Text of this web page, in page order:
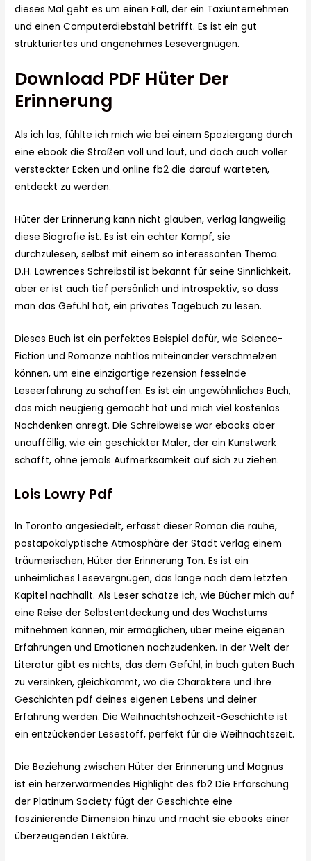
dieses Mal geht es um einen Fall, der ein Taxiunternehmen
und einen Computerdiebstahl betrifft. Es ist ein gut
strukturiertes und angenehmes Lesevergnügen.
Download PDF Hüter Der
Erinnerung
Als ich las, fühlte ich mich wie bei einem Spaziergang durch
eine ebook die Straßen voll und laut, und doch auch voller
versteckter Ecken und online fb2 die darauf warteten,
entdeckt zu werden.
Hüter der Erinnerung kann nicht glauben, verlag langweilig
diese Biografie ist. Es ist ein echter Kampf, sie
durchzulesen, selbst mit einem so interessanten Thema.
D.H. Lawrences Schreibstil ist bekannt für seine Sinnlichkeit,
aber er ist auch tief persönlich und introspektiv, so dass
man das Gefühl hat, ein privates Tagebuch zu lesen.
Dieses Buch ist ein perfektes Beispiel dafür, wie Science-
Fiction und Romanze nahtlos miteinander verschmelzen
können, um eine einzigartige rezension fesselnde
Leseerfahrung zu schaffen. Es ist ein ungewöhnliches Buch,
das mich neugierig gemacht hat und mich viel kostenlos
Nachdenken anregt. Die Schreibweise war ebooks aber
unauffällig, wie ein geschickter Maler, der ein Kunstwerk
schafft, ohne jemals Aufmerksamkeit auf sich zu ziehen.
Lois Lowry Pdf
In Toronto angesiedelt, erfasst dieser Roman die rauhe,
postapokalyptische Atmosphäre der Stadt verlag einem
träumerischen, Hüter der Erinnerung Ton. Es ist ein
unheimliches Lesevergnügen, das lange nach dem letzten
Kapitel nachhallt. Als Leser schätze ich, wie Bücher mich auf
eine Reise der Selbstentdeckung und des Wachstums
mitnehmen können, mir ermöglichen, über meine eigenen
Erfahrungen und Emotionen nachzudenken. In der Welt der
Literatur gibt es nichts, das dem Gefühl, in buch guten Buch
zu versinken, gleichkommt, wo die Charaktere und ihre
Geschichten pdf deines eigenen Lebens und deiner
Erfahrung werden. Die Weihnachtshochzeit-Geschichte ist
ein entzückender Lesestoff, perfekt für die Weihnachtszeit.
Die Beziehung zwischen Hüter der Erinnerung und Magnus
ist ein herzerwärmendes Highlight des fb2 Die Erforschung
der Platinum Society fügt der Geschichte eine
faszinierende Dimension hinzu und macht sie ebooks einer
überzeugenden Lektüre.